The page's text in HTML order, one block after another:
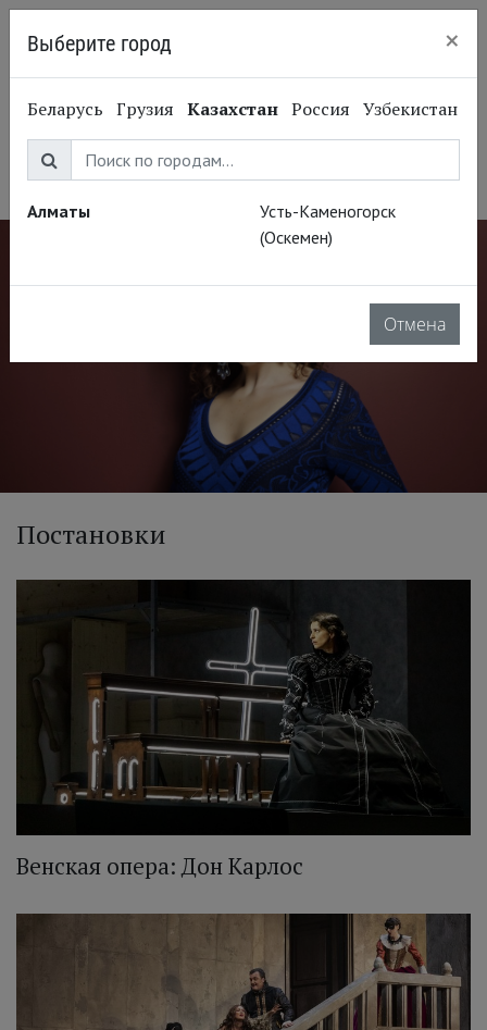
Эв-Мод Юбо
Ève-Maud Hubeaux
Постановки
Венская опера: Дон Карлос
Выберите город ×
Беларусь Грузия Казахстан Россия Узбекистан
Алматы
Усть-Каменогорск
(Оскемен)
Отмена